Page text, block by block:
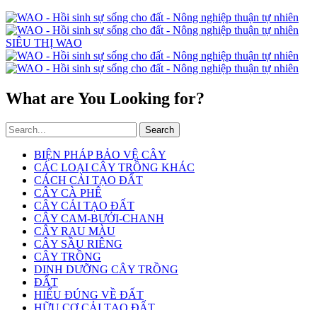
SIÊU THỊ WAO
What are You Looking for?
Search
BIỆN PHÁP BẢO VỆ CÂY
CÁC LOẠI CÂY TRỒNG KHÁC
CÁCH CẢI TẠO ĐẤT
CÂY CÀ PHÊ
CÂY CẢI TẠO ĐẤT
CÂY CAM-BƯỞI-CHANH
CÂY RAU MÀU
CÂY SẦU RIÊNG
CÂY TRỒNG
DINH DƯỠNG CÂY TRỒNG
ĐẤT
HIỂU ĐÚNG VỀ ĐẤT
HỮU CƠ CẢI TẠO ĐẤT